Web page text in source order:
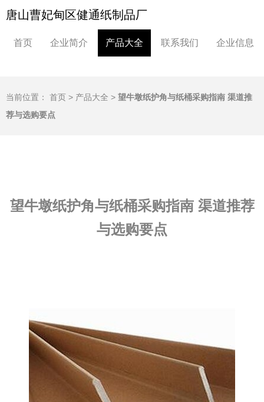
唐山曹妃甸区健通纸制品厂
首页 企业简介 产品大全 联系我们 企业信息
当前位置： 首页 > 产品大全 > 望牛墩纸护角与纸桶采购指南 渠道推
荐与选购要点
望牛墩纸护角与纸桶采购指南 渠道推荐
与选购要点